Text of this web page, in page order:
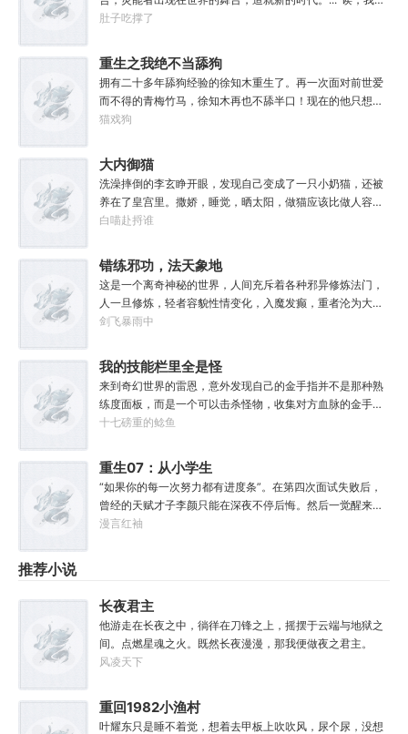
他都要跳过。塔拉辛：我很好奇，他是怎么把恒星敲成一个
个方块的。钛族：对那家伙来说，物理学已经不存在了。恐
孩子抓了，把他们洗得白白净净的，这种羞辱让我悲愤欲
绝。奸奇：一切变化都是命运的一部分，但命运被那个混蛋
给打碎了。色孽：其实达奇已经被我腐化了，但我不敢告诉
他。………………达奇：前面忘了，后面也忘了，总之，让亚
天赋面板下面怎么有个加号？”“来都来了，不点一下试
板！加天赋！....【神勇无双】：高额免伤，使用长武器时力
量判定提升50%。【灵能-圣体】：巨量提升灵能量，灵能总
量越多，基础增幅越强。【序列-圣耀】：抗性巨量提升，获
得全新序列力量【神圣力】。....我，叶铭秋，没有开挂，只
是天赋异禀！
肚子吃撑了
重生之我绝不当舔狗
拥有二十多年舔狗经验的徐知木重生了。再一次面对前世爱
而不得的青梅竹马，徐知木再也不舔半口！现在的他只想赚
点钱，去寻找自己真正的宝藏女孩，可是……“知木你最近怎
木，我的电脑又坏了，你再来帮我修修好不好。”“知木，我
想你了，给我一次机会好不好……”凌晨十二点收到信息的徐
知木陷入沉思。姑娘，怎么你成舔狗了？
猫戏狗
大内御猫
洗澡摔倒的李玄睁开眼，发现自己变成了一只小奶猫，还被
养在了皇宫里。撒娇，睡觉，晒太阳，做猫应该比做人容易
吧？李玄本打算跟着自己身份高贵的小主受尽一生恩宠，享
都得散。那一夜，他只是多看了一眼，从此便走上了一条不
归路。【虎形十式：1%】李玄：呔！大内御猫在此，鼠辈还
不束手就擒！
白喵赴捋谁
错练邪功，法天象地
这是一个离奇神秘的世界，人间充斥着各种邪异修炼法门，
人一旦修炼，轻者容貌性情变化，入魔发癫，重者沦为大
药，供邪魔采食……段云穿越而来，意外得到一本大药功法
的情况下，让这功法脱胎换骨，玉剑指路，洞穿一切。后来
他学成的功法越来越多，怀揣“达者兼济天下”的理念，段云
从不藏私，传武天下。谁曾想……“段魔头误我！他告诉我这
桩功滋阴壮阳，如今我却只能蹲着尿尿，呜呜......”“这本《七
分归元气》是那魔头教的我，我如今不是被杀就是踩屎，神
万妙宫的仙子本来要举宫飞天的，结果却一夜间入了魔，沦
为妖女，这都是段老魔的手笔！”……段云很是不解，自己不
过练练武，传传功，偶尔法天象地一下，怎么就成了罄竹难
书的魔头了呢？这是污蔑！同样的功法，为什么我就没有问
剑飞暴雨中
我的技能栏里全是怪
物招
来到奇幻世界的雷恩，意外发现自己的金手指并不是那种熟
练度面板，而是一个可以击杀怪物，收集对方血脉的金手
指。.......原本的黑白遗像，突然间变成了彩色，哥布林图标
的口水，都是那么的鲜活，一瞬间，哥布林仿佛活了过来。
还未等雷恩多想，他忽然感到全身肌肉似乎紧实了一些，同
时，小腹......“这.......”当他有些茫然，眼角余光瞥过属性栏
时：【姓名：雷恩】【职业：农夫】【加持血脉：普通哥布
林血脉】【血脉天赋：高速繁殖lv2......灵巧lv1.......】【力
和希冀......请问，哪里有巨龙啊？那个.......邪神算不算怪物？
十七磅重的鲶鱼
重生07：从小学生
开始加点
“如果你的每一次努力都有进度条”。在第四次面试失败后，
曾经的天赋才子李颜只能在深夜不停后悔。然后一觉醒来穿
越回了小学时代。好消息：上天给了他弥补遗憾的机会。坏
忆，甚至要毫无头绪地摸清加点系统规则。但无所谓，这
个“全能加点”系统主打一个练就有效，你付出的每一滴汗水
都将得到回报。人生重来一遭，弥补遗憾算甚？系统驱动着
李颜体验世间的一切，他无法想象这辈子会变得何等灿烂辉
煌。“没有什么能阻止我站在人类之巅了！”
漫言红袖
推荐小说
长夜君主
他游走在长夜之中，徜徉在刀锋之上，摇摆于云端与地狱之
间。点燃星魂之火。既然长夜漫漫，那我便做夜之君主。
风凌天下
重回1982小渔村
叶耀东只是睡不着觉，想着去甲板上吹吹风，尿个尿，没想